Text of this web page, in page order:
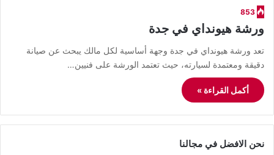
853
ورشة هيونداي في جدة
تعد ورشة هيونداي في جدة وجهة أساسية لكل مالك يبحث عن صيانة
دقيقة ومعتمدة لسيارته، حيث تعتمد الورشة على فنيين…
أكمل القراءة »
نحن الافضل في مجالنا